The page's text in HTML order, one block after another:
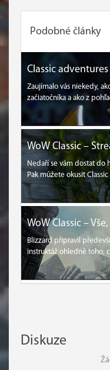
Podobné články
Classic
Zaujímalo vás niekedy,
začiatočníka a ako z
WoW Classic –
Nedaří se vám dostat do
Pak můžete okusit
WoW Classic –
Blizzard připravil
instruktáž ohledně toho,
Diskuze